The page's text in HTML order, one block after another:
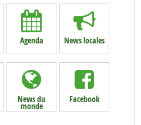
Agenda News locales
News du
monde
Facebook